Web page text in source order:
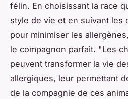
félin. En choisissant la race
style de vie et en suivant les
pour minimiser les
le compagnon parfait. "Les
peuvent transformer la vie
allergiques, leur permettant
de la compagnie de ces